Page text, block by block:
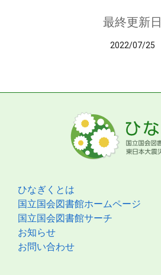
最終更新日
2022/07/25
ひなぎくとは
国立国会図書館ホームページ
国立国会図書館サーチ
お知らせ
お問い合わせ